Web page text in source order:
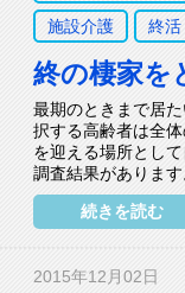
施設介護 終活
終の棲家を
最期のときまで居
択する高齢者は全
を迎える場所とし
調査結果がありま
続きを読む
2015年12月02日